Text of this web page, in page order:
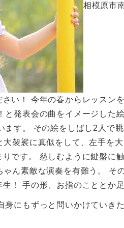
相模原市
い！ 今年の春からレッスン
発表会の曲をイメージした
す。 その絵をしばし2人で
袈裟に真似をして、左手を
です。 慈しむように鍵盤に
ん素敵な演奏を有難う。
！ 手の形、お指のこととか
身にもずっと問いかけていき